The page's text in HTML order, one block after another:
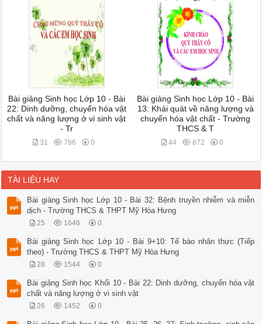
Bài giảng Sinh học Lớp 10 - Bài
22: Dinh dưỡng, chuyển hóa vật
chất và năng lượng ở vi sinh vật
- Tr
31 786 0
Bài giảng Sinh học Lớp 10 - Bài
13: Khái quát về năng lượng và
chuyển hóa vật chất - Trường
THCS & T
44 872 0
TÀI LIỆU HAY
Bài giảng Sinh học Lớp 10 - Bài 32: Bệnh truyền nhiễm và miễn
dịch - Trường THCS & THPT Mỹ Hòa Hưng
25 1646 0
Bài giảng Sinh học Lớp 10 - Bài 9+10: Tế bào nhân thực (Tiếp
theo) - Trường THCS & THPT Mỹ Hòa Hưng
28 1544 0
Bài giảng Sinh học Khối 10 - Bài 22: Dinh dưỡng, chuyển hóa vật
chất và năng lượng ở vi sinh vật
26 1452 0